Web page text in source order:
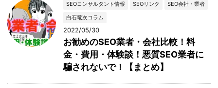
SEOコンサルタント情報 SEOリンク
SEO会社・業者
白石竜次コラム
2022/05/30
お勧めのSEO業者・会社比較！料
金・費用・体験談！悪質SEO業者に
騙されないで！【まとめ】